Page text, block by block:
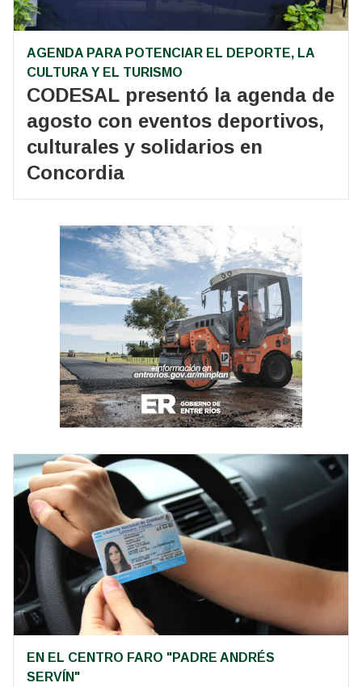
AGENDA PARA POTENCIAR EL DEPORTE, LA
CULTURA Y EL TURISMO
CODESAL presentó la agenda de
agosto con eventos deportivos,
culturales y solidarios en
Concordia
EN EL CENTRO FARO "PADRE ANDRÉS
SERVÍN"